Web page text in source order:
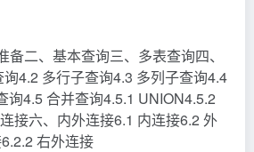
备二、基本查询三、多表查询四、
4.2 多行子查询4.3 多列子查询4.4
询4.5 合并查询4.5.1 UNION4.5.2
接六、内外连接6.1 内连接6.2 外
右外连接